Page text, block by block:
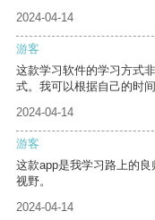
2024-04-14
游客
这款学习软件的学习方式
式。我可以根据自己的时
2024-04-14
游客
这款app是我学习路上的
视野。
2024-04-14